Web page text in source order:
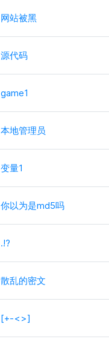
网站被黑
源代码
game1
本地管理员
变量1
你以为是md5吗
.!?
散乱的密文
[+-<>]